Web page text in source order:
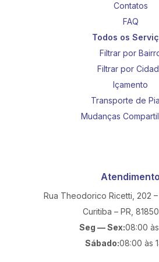
Contatos
FAQ
Todos os
Filtrar por
Filtrar por
Içamento
Transporte de
Mudanças
Atendimento
Rua Theodorico Ricetti, 202
Curitiba – PR,
Seg — Sex:08:00
Sábado:08:00 às